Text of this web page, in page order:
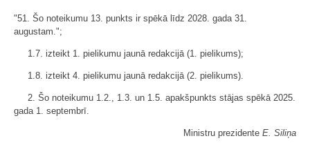
"51. Šo noteikumu 13. punkts ir spēkā līdz 2028. gada 31.
augustam.";
1.7. izteikt 1. pielikumu jaunā redakcijā (1. pielikums);
1.8. izteikt 4. pielikumu jaunā redakcijā (2. pielikums).
2. Šo noteikumu 1.2., 1.3. un 1.5. apakšpunkts stājas spēkā 2025.
gada 1. septembrī.
Ministru prezidente E. Siliņa